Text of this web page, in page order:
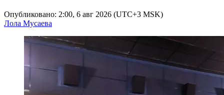
Опубликовано: 2:00, 6 авг 2026 (UTC+3 MSK)
Лола Мусаева